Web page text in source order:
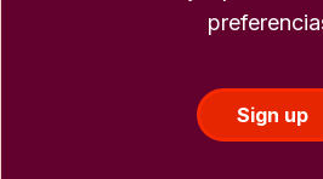
Sign up